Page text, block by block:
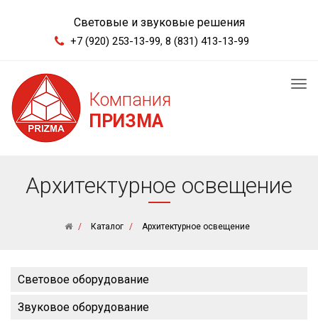
Световые и звуковые решения
+7 (920) 253-13-99, 8 (831) 413-13-99
Компания
ПРИЗМА
Архитектурное освещение
Каталог Архитектурное освещение
Световое оборудование
Звуковое оборудование